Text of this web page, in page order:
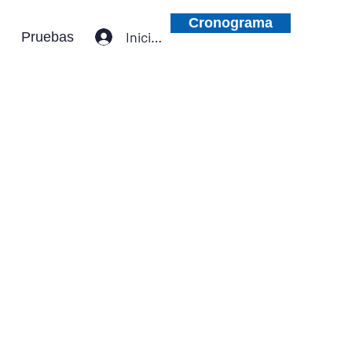
Pruebas Iniciar sesión
Cronograma